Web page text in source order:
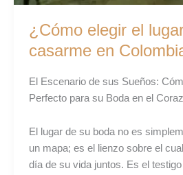
¿Cómo elegir el
casarme en
El Escenario de sus Sueños:
Perfecto para su Boda en el
El lugar de su boda no es
un mapa; es el lienzo sobre el
día de su vida juntos. Es el